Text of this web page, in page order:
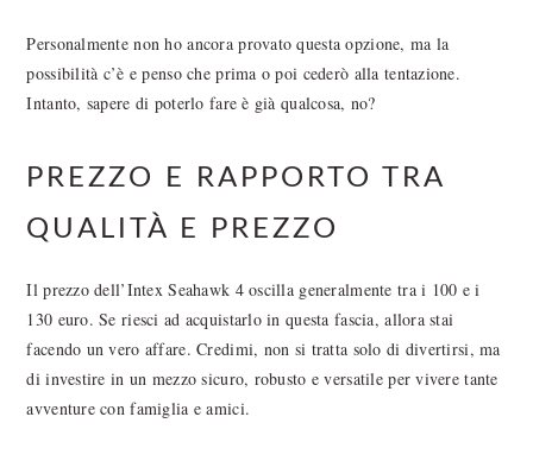
Personalmente non ho ancora provato questa opzione, ma la
possibilità c’è e penso che prima o poi cederò alla tentazione.
Intanto, sapere di poterlo fare è già qualcosa, no?
PREZZO E RAPPORTO TRA
QUALITÀ E PREZZO
Il prezzo dell’Intex Seahawk 4 oscilla generalmente tra i 100 e i
130 euro. Se riesci ad acquistarlo in questa fascia, allora stai
facendo un vero affare. Credimi, non si tratta solo di divertirsi, ma
di investire in un mezzo sicuro, robusto e versatile per vivere tante
avventure con famiglia e amici.